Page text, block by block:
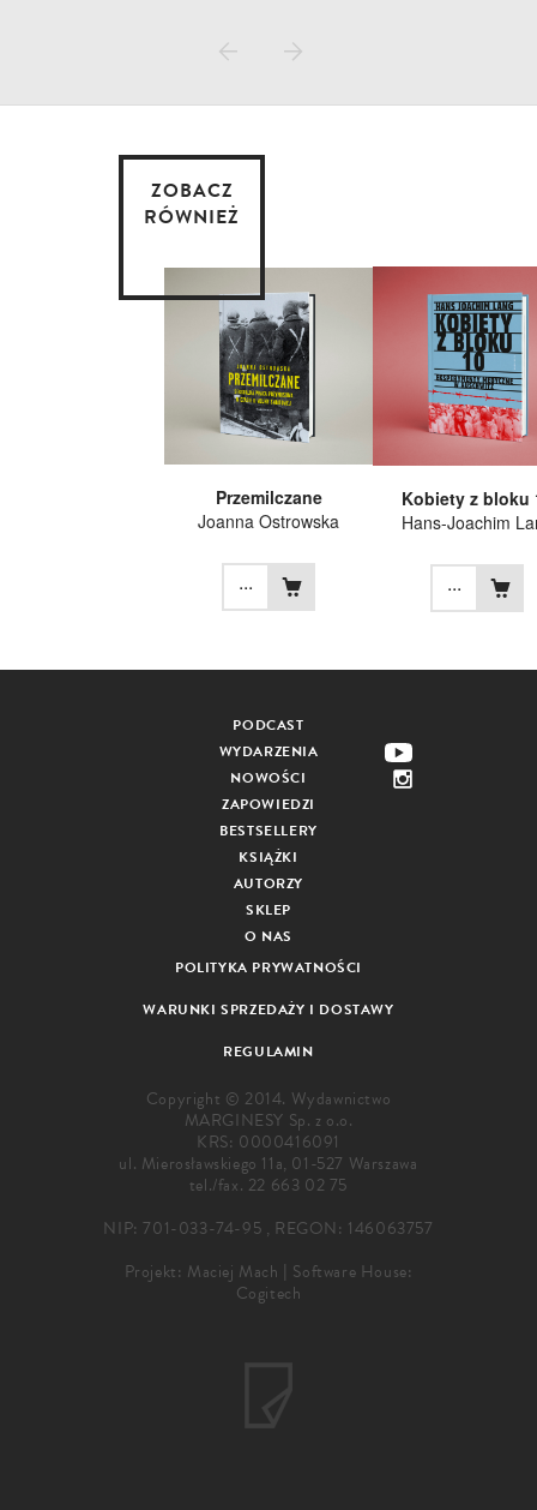
ZOBACZ
RÓWNIEŻ
Przemilczane
Joanna Ostrowska
...
Kobiety z bloku
Hans-Joachim
...
PODCAST
WYDARZENIA
NOWOŚCI
ZAPOWIEDZI
BESTSELLERY
KSIĄŻKI
AUTORZY
SKLEP
O NAS
POLITYKA PRYWATNOŚCI
WARUNKI SPRZEDAŻY I DOSTAWY
REGULAMIN
Copyright © 2014. Wydawnictwo
MARGINESY Sp. z o.o.
KRS: 0000416091
ul. Mierosławskiego 11a, 01-527 Warszawa
tel./fax. 22 663 02 75
NIP: 701-033-74-95 , REGON: 146063757
Projekt: Maciej Mach | Software House:
Cogitech